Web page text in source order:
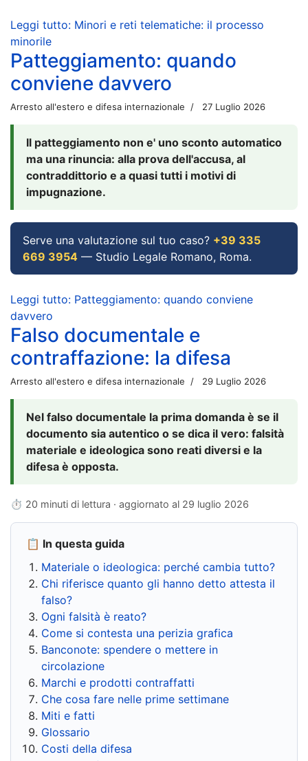
Leggi tutto: Minori e reti telematiche: il processo
minorile
Patteggiamento: quando
conviene davvero
Arresto all'estero e difesa internazionale 27 Luglio 2026
Il patteggiamento non e' uno sconto automatico
ma una rinuncia: alla prova dell'accusa, al
contraddittorio e a quasi tutti i motivi di
impugnazione.
Serve una valutazione sul tuo caso? +39 335
669 3954 — Studio Legale Romano, Roma.
Leggi tutto: Patteggiamento: quando conviene
davvero
Falso documentale e
contraffazione: la difesa
Arresto all'estero e difesa internazionale 29 Luglio 2026
Nel falso documentale la prima domanda è se il
documento sia autentico o se dica il vero: falsità
materiale e ideologica sono reati diversi e la
difesa è opposta.
⏱ 20 minuti di lettura · aggiornato al 29 luglio 2026
📋 In questa guida
Materiale o ideologica: perché cambia tutto?
Chi riferisce quanto gli hanno detto attesta il
falso?
Ogni falsità è reato?
Come si contesta una perizia grafica
Banconote: spendere o mettere in
circolazione
Marchi e prodotti contraffatti
Che cosa fare nelle prime settimane
Miti e fatti
Glossario
Costi della difesa